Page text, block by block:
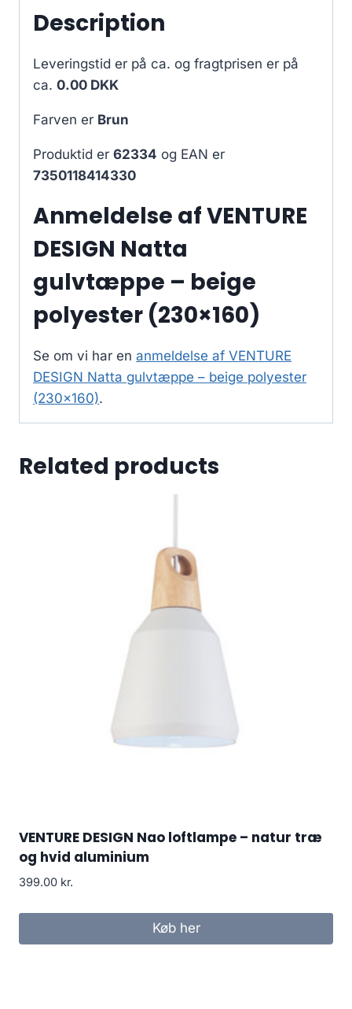
Description
Leveringstid er på ca. og fragtprisen er på
ca. 0.00 DKK
Farven er Brun
Produktid er 62334 og EAN er
7350118414330
Anmeldelse af VENTURE
DESIGN Natta
gulvtæppe – beige
polyester (230×160)
Se om vi har en anmeldelse af VENTURE
DESIGN Natta gulvtæppe – beige polyester
(230×160).
Related products
VENTURE DESIGN Nao loftlampe – natur træ
og hvid aluminium
399.00 kr.
Køb her